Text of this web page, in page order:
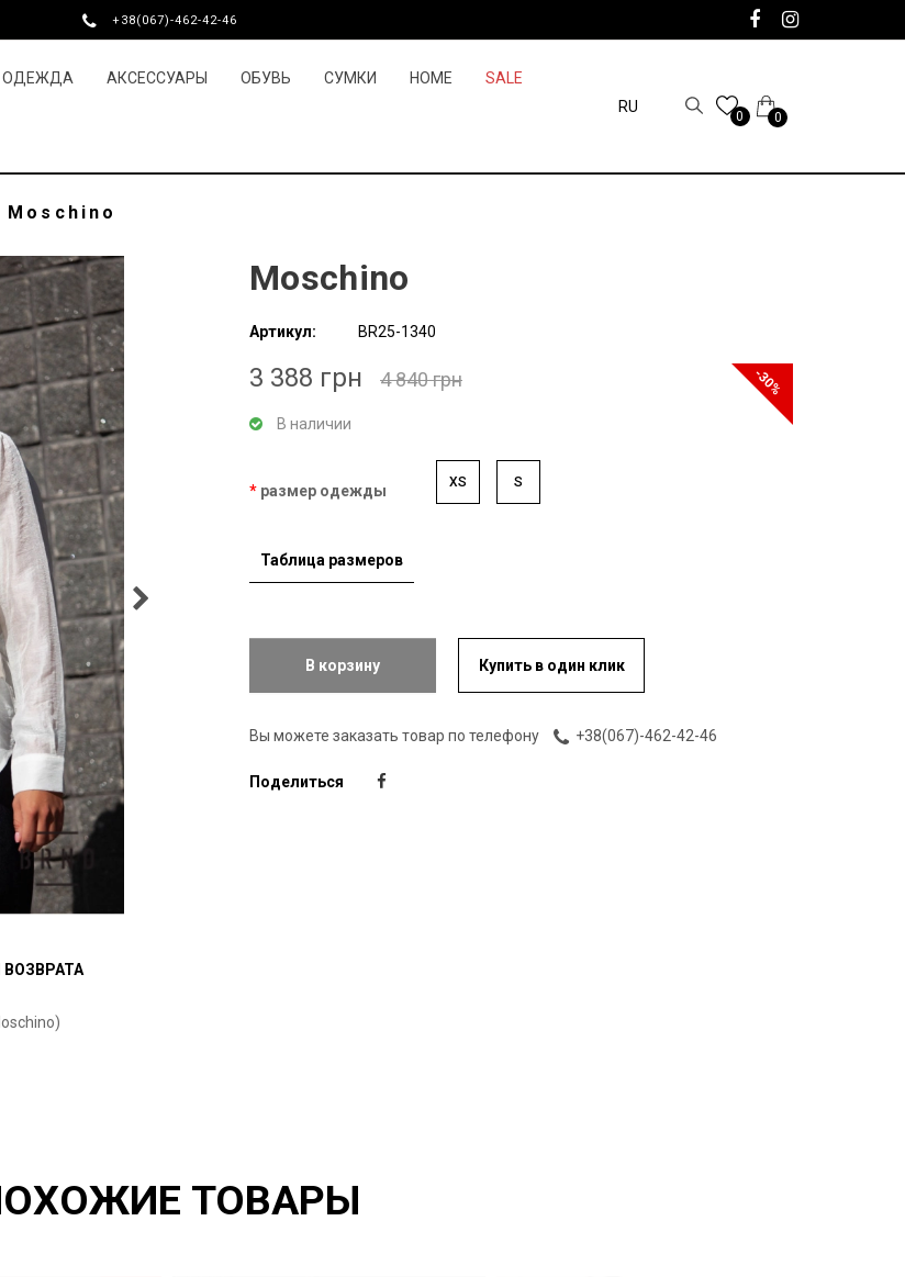
+38(067)-462-42-46
ОДЕЖДА АКСЕССУАРЫ ОБУВЬ СУМКИ HOME SALE
RU
0 0
Moschino
Moschino
Артикул: BR25-1340
-30%
3 388 грн 4 840 грн
В наличии
размер одежды XS S
Таблица размеров
В корзину Купить в один клик
Вы можете заказать товар по телефону +38(067)-462-42-46
Поделиться
ТОВАРЫ